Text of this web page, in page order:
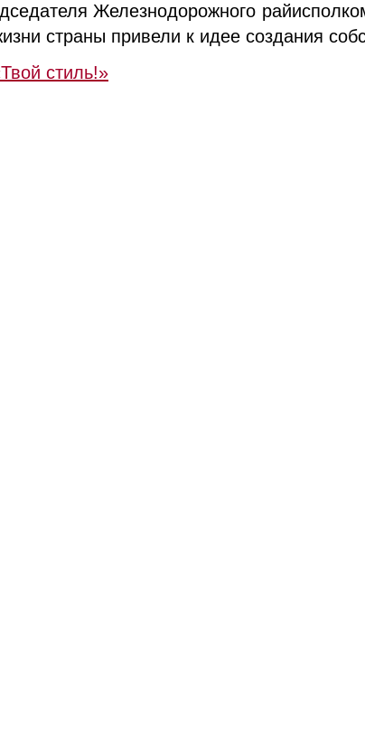
Железнодорожного
страны привели к идее создания
стиль!»